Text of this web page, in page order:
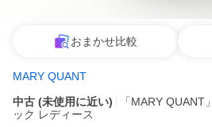
おまかせ比較
MARY QUANT
中古 (未使用に近い)
「MARY
ック レディース